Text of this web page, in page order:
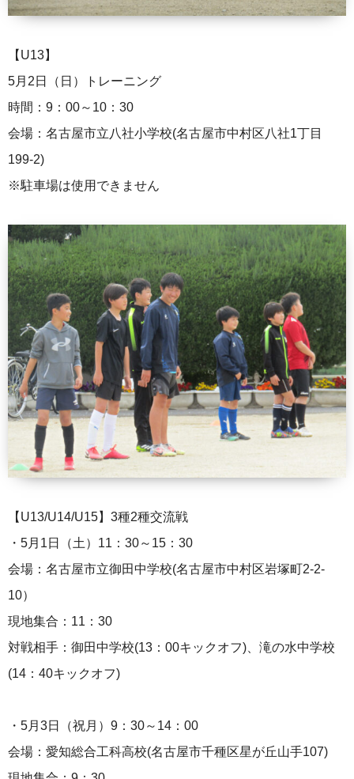
【U13】
5月2日（日）トレーニング
時間：9：00～10：30
会場：名古屋市立八社小学校(名古屋市中村区八社1丁目
199-2)
※駐車場は使用できません
【U13/U14/U15】3種2種交流戦
・5月1日（土）11：30～15：30
会場：名古屋市立御田中学校(名古屋市中村区岩塚町2-2-
10）
現地集合：11：30
対戦相手：御田中学校(13：00キックオフ)、滝の水中学校
(14：40キックオフ)
・5月3日（祝月）9：30～14：00
会場：愛知総合工科高校(名古屋市千種区星が丘山手107)